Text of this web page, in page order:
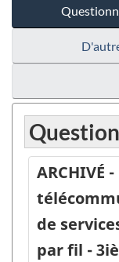
ARCHIVÉ
de
par fil -